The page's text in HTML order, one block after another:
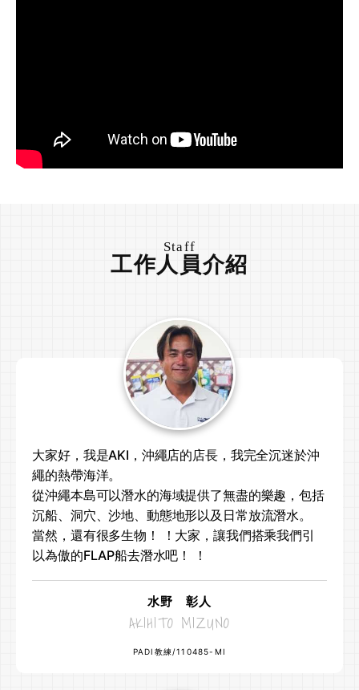
Staff
工作人員介紹
大家好，我是AKI，沖繩店的店長，我完全沉迷於沖
繩的熱帶海洋。
從沖繩本島可以潛水的海域提供了無盡的樂趣，包括
沉船、洞穴、沙地、動態地形以及日常放流潛水。
當然，還有很多生物！ ！大家，讓我們搭乘我們引
以為傲的FLAP船去潛水吧！ ！
水野 彰人
AKIHITO MIZUNO
PADI教練/110485-MI